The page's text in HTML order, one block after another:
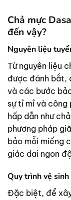
Chả mực
đến vậy?
Nguyên liệu
Từ nguyên liệu
được đánh bắt,
và các bước
sự tỉ mỉ và
hấp dẫn như
phương pháp
bảo mỗi miếng
giác dai ngon
Quy trình vệ
Đặc biệt, để